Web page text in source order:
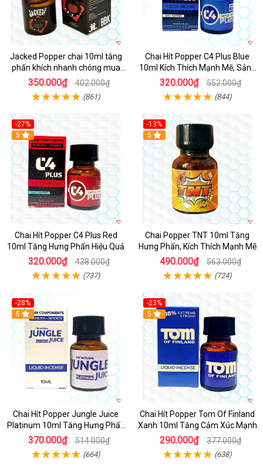
Jacked Popper chai 10ml tăng
phấn khích nhanh chóng mua
ngay
350.000₫ 402.000₫
(861)
Chai Hít Popper C4 Plus Blue
10ml Kích Thích Mạnh Mẽ, Sảng
Khoái
320.000₫ 552.000₫
(844)
-27%
5
Chai Hít Popper C4 Plus Red
10ml Tăng Hưng Phấn Hiệu Quả
320.000₫ 438.000₫
(737)
-13%
5
Chai Popper TNT 10ml Tăng
Hưng Phấn, Kích Thích Mạnh Mẽ
490.000₫ 563.000₫
(724)
-28%
5
Chai Hít Popper Jungle Juice
Platinum 10ml Tăng Hưng Phấn
Mạnh
370.000₫ 514.000₫
(664)
-23%
5
Chai Hít Popper Tom Of Finland
Xanh 10ml Tăng Cảm Xúc Mạnh
290.000₫ 377.000₫
(638)